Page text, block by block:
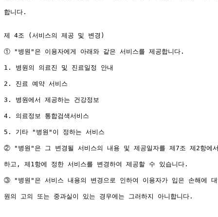
합니다.
제 4조 (서비스의 제공 및 변경)
① "병원"은 이용자에게 아래와 같은 서비스를 제공합니다.
1. 병원의 의료진 및 진료일정 안내
2. 진료 예약 서비스
3. 병원에서 제공하는 건강정보
4. 의료정보 통합검색서비스
5. 기타 "병원"이 정하는 서비스
② "병원"은 그 변경될 서비스의 내용 및 제공일자를 제7조 제2항에
하고, 제1항에 정한 서비스를 변경하여 제공할 수 있습니다.
③ "병원"은 서비스 내용의 변경으로 인하여 이용자가 입은 손해에
원의 고의 또는 중과실이 있는 경우에는 그러하지 아니합니다.